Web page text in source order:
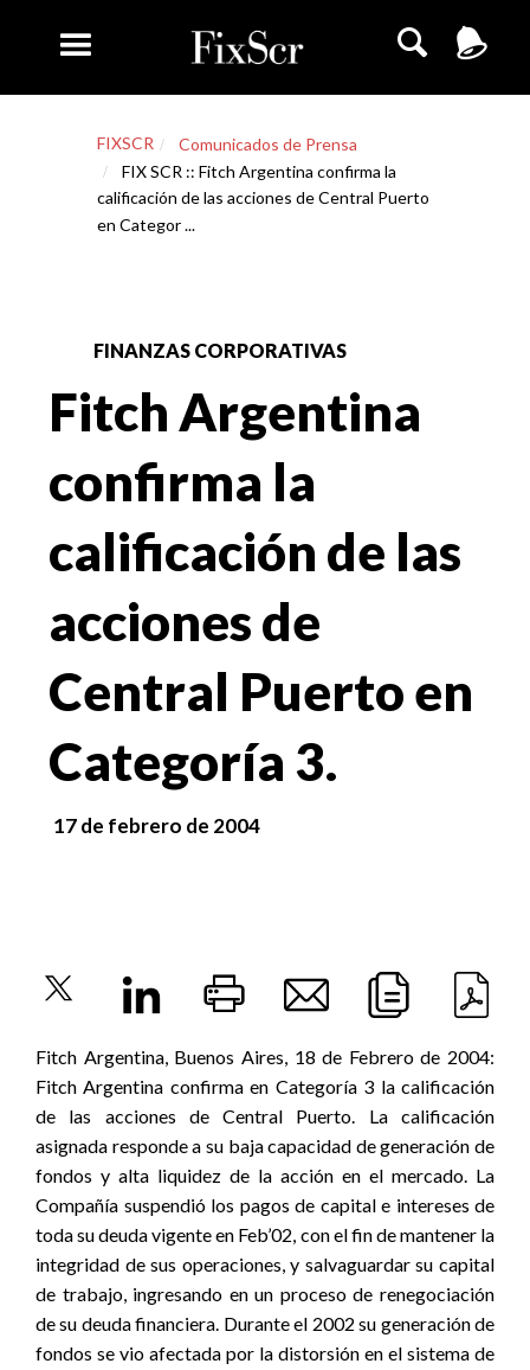
FIXSCR
Comunicados de Prensa
FIX SCR :: Fitch Argentina confirma la
calificación de las acciones de Central Puerto
en Categor ...
FINANZAS CORPORATIVAS
Fitch Argentina
confirma la
calificación de las
acciones de
Central Puerto en
Categoría 3.
17 de febrero de 2004
Fitch Argentina, Buenos Aires, 18 de Febrero de 2004:
Fitch Argentina confirma en Categoría 3 la calificación
de las acciones de Central Puerto. La calificación
asignada responde a su baja capacidad de generación de
fondos y alta liquidez de la acción en el mercado. La
Compañía suspendió los pagos de capital e intereses de
toda su deuda vigente en Feb’02, con el fin de mantener la
integridad de sus operaciones, y salvaguardar su capital
de trabajo, ingresando en un proceso de renegociación
de su deuda financiera. Durante el 2002 su generación de
fondos se vio afectada por la distorsión en el sistema de